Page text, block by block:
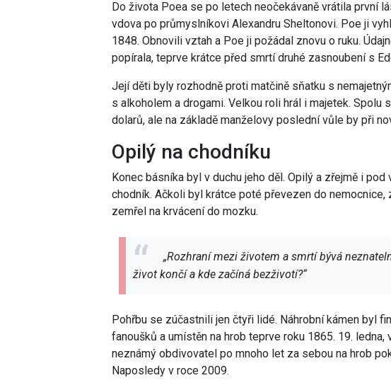
Do života Poea se po letech neočekávaně vrátila první
vdova po průmyslníkovi Alexandru Sheltonovi. Poe ji
1848. Obnovili vztah a Poe ji požádal znovu o ruku.
popírala, teprve krátce před smrtí druhé zasnoubení s
Její děti byly rozhodně proti matčině sňatku s
s alkoholem a drogami. Velkou roli hrál i majetek. Spolu
dolarů, ale na základě manželovy poslední vůle by při
Opilý na chodníku
Konec básníka byl v duchu jeho děl. Opilý a zřejmě i
chodník. Ačkoli byl krátce poté převezen do nemocnice,
zemřel na krvácení do mozku.
„Rozhraní mezi životem a smrtí bývá
život končí a kde začíná bezživotí?“
Pohřbu se zúčastnili jen čtyři lidé. Náhrobní kámen byl
fanoušků a umístěn na hrob teprve roku 1865. 19.
neznámý obdivovatel po mnoho let za sebou na hrob
Naposledy v roce 2009.